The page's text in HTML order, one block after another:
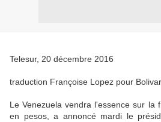
Telesur, 20 décembre 2016
traduction Françoise Lopez pour
Le Venezuela vendra l'essence sur la
en pesos, a annoncé mardi le